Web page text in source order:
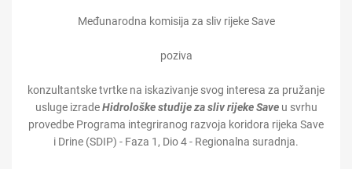
Međunarodna komisija za sliv rijeke Save
poziva
konzultantske tvrtke na iskazivanje svog interesa za pružanje
usluge izradeHidrološke studije za sliv rijeke Saveu svrhu
provedbe Programa integriranog razvoja koridora rijeka Save
i Drine (SDIP) - Faza 1, Dio 4 - Regionalna suradnja.